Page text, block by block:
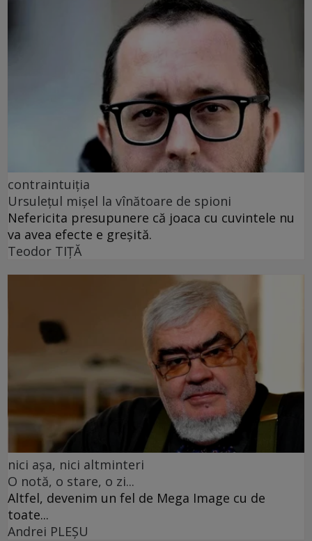
contraintuiția
Ursulețul mișel la vînătoare de spioni
Nefericita presupunere că joaca cu cuvintele nu
va avea efecte e greșită.
Teodor TIŢĂ
nici așa, nici altminteri
O notă, o stare, o zi...
Altfel, devenim un fel de Mega Image cu de
toate...
Andrei PLEŞU